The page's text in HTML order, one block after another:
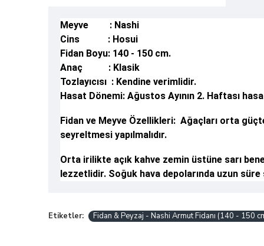
Meyve : Nashi
Cins : Hosui
Fidan Boyu: 140 - 150 cm.
Anaç : Klasik
Tozlayıcısı : Kendine verimlidir.
Hasat Dönemi: Ağustos Ayının 2. Haftası
Fidan ve Meyve Özellikleri: Ağaçları orta
seyreltmesi yapılmalıdır.
Orta irilikte açık kahve zemin üstüne sarı
lezzetlidir. Soğuk hava depolarında uzun
Etiketler: Fidan & Peyzaj - Nashi Armut Fidanı (140 - 150